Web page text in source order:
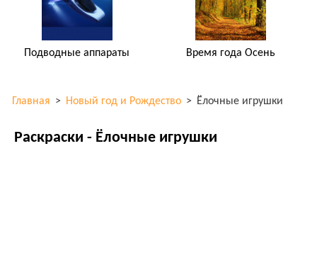
Подводные аппараты Время года Осень
Главная > Новый год и Рождество > Ёлочные игрушки
Раскраски - Ёлочные игрушки